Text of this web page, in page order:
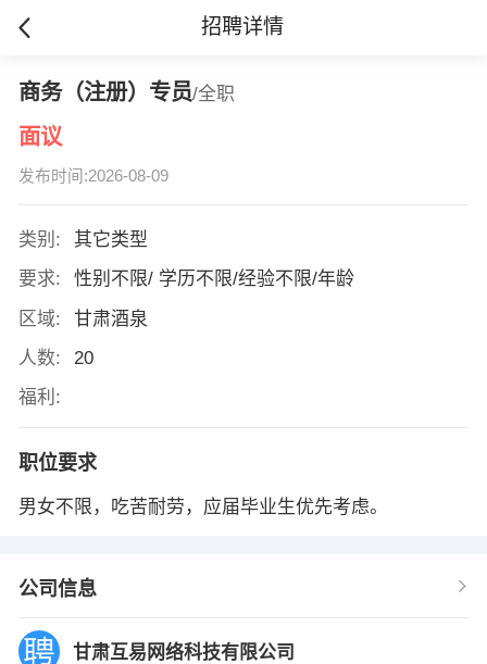
招聘详情
商务（注册）专员/全职
面议
发布时间:2026-08-09
类别:
其它类型
要求:
性别不限/ 学历不限/经验不限/年龄
区域:
甘肃酒泉
人数:
20
福利:
职位要求
男女不限，吃苦耐劳，应届毕业生优先考虑。
公司信息
甘肃互易网络科技有限公司